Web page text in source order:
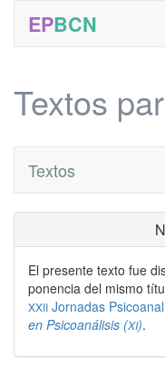
EPBCN
Textos
Textos
El presente texto fue
ponencia del mismo
XXII Jornadas
en Psicoanálisis (XI).